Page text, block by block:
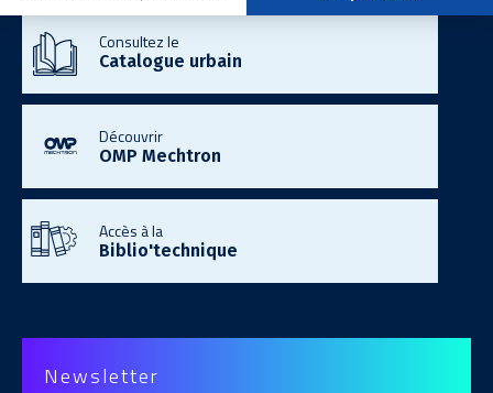
Consultez le
Catalogue urbain
Découvrir
OMP Mechtron
Accès à la
Biblio'technique
Newsletter